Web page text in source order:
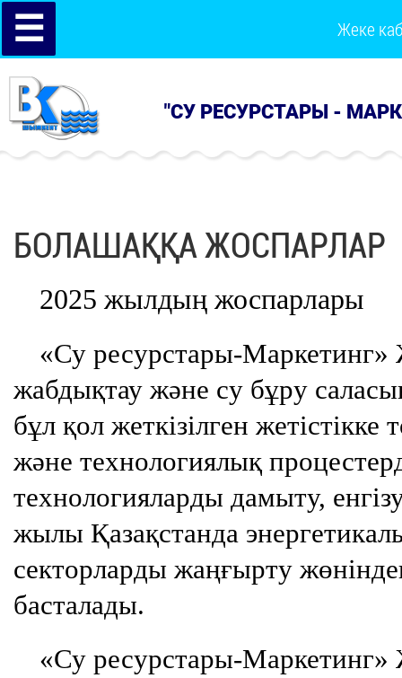
☰ Жеке
"СУ РЕСУРСТАРЫ -
БОЛАШАҚҚА ЖОСПАРЛАР
2025 жылдың жоспарлары
«Су ресурстары-
жабдықтау және су бұру
бұл қол жеткізілген жетістікке
және технологиялық
технологияларды дамыту,
жылы Қазақстанда
секторларды жаңғырту
басталады.
«Су ресурстары-